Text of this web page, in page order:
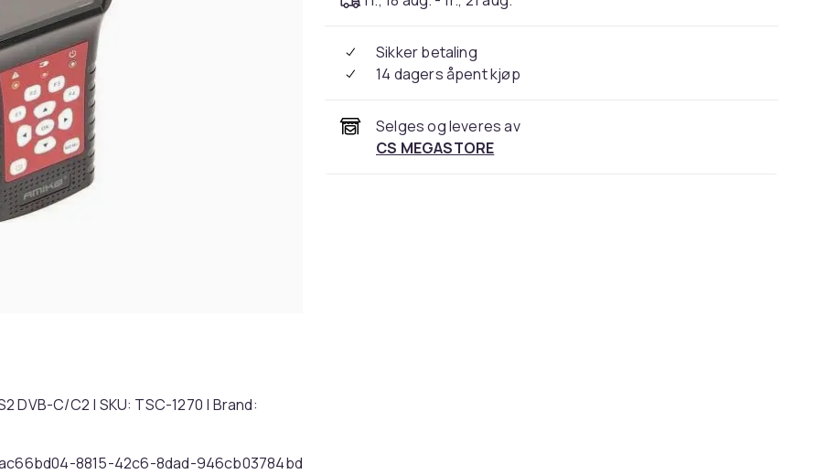
DVB-C/C2 | SKU: TSC-1270 | Brand:
8815-42c6-8dad-946cb03784bd
Sikker betaling
14 dagers åpent kjøp
Selges og leveres av
CS MEGASTORE